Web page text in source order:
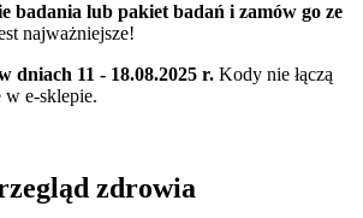
badania lub pakiet badań i zamów go ze
najważniejsze!
dniach 11 - 18.08.2025 r. Kody nie łączą
e-sklepie.
zdrowia